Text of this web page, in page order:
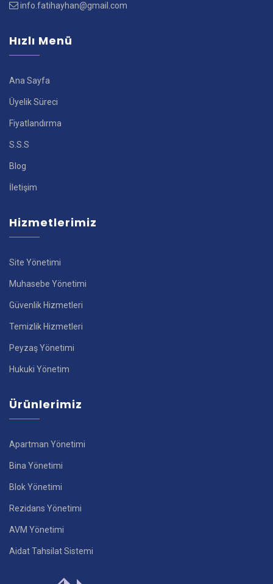
info.fatihayhan@gmail.com
Hızlı Menü
Ana Sayfa
Üyelik Süreci
Fiyatlandırma
S.S.S
Blog
İletişim
Hizmetlerimiz
Site Yönetimi
Muhasebe Yönetimi
Güvenlik Hizmetleri
Temizlik Hizmetleri
Peyzaş Yönetimi
Hukuki Yönetim
Ürünlerimiz
Apartman Yönetimi
Bina Yönetimi
Blok Yönetimi
Rezidans Yönetimi
AVM Yönetimi
Aidat Tahsilat Sistemi